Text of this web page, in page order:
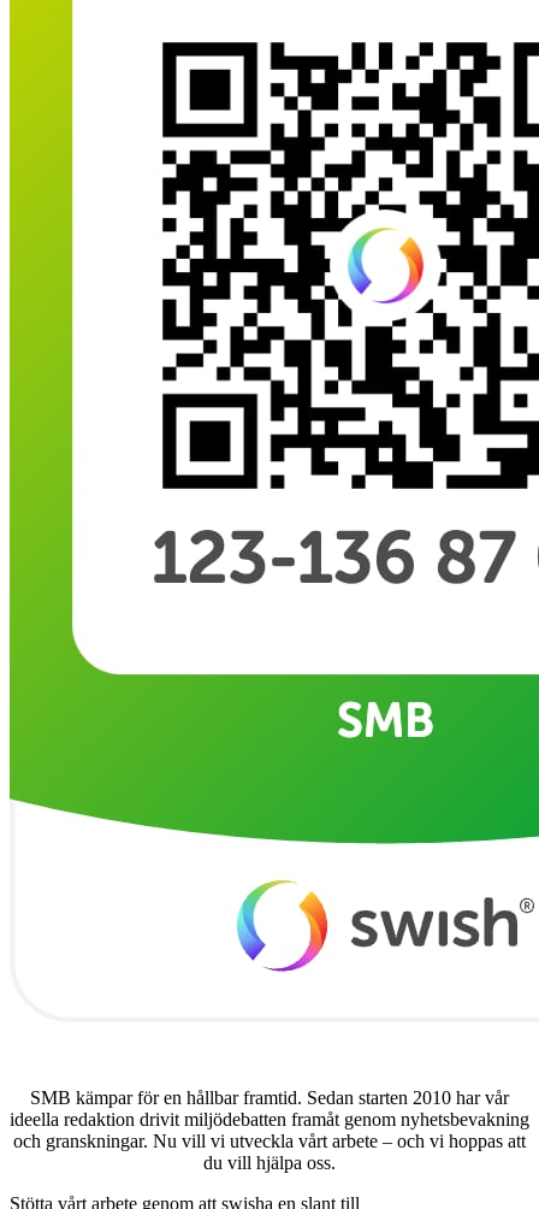
SMB kämpar för en hållbar framtid. Sedan starten 2010 har vår
ideella redaktion drivit miljödebatten framåt genom nyhetsbevakning
och granskningar. Nu vill vi utveckla vårt arbete – och vi hoppas att
du vill hjälpa oss.
Stötta vårt arbete genom att swisha en slant till